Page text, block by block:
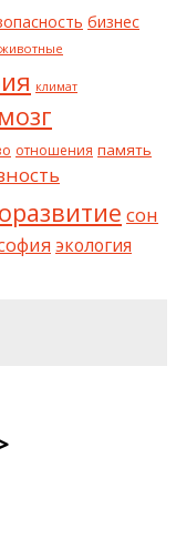
бизнес
животные
климат
мозг
отношения память
сон
экология